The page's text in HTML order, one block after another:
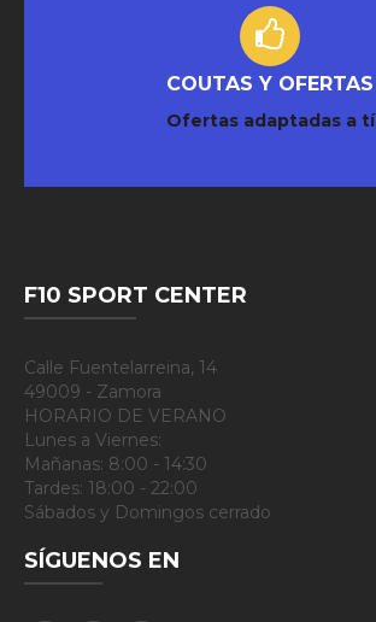
COUTAS Y OFERTAS
Ofertas adaptadas a tí
F10 SPORT CENTER
Calle Fuentelarreina, 14
49009 - Zamora
HORARIO DE VERANO
Lunes a Viernes:
Mañanas: 8:00 - 14:30
Tardes: 18:00 - 22:00
Sábados y Domingos cerrado
SÍGUENOS EN